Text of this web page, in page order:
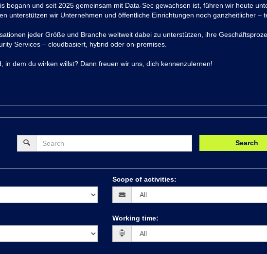
begann und seit 2025 gemeinsam mit Data-Sec gewachsen ist, führen wir heute
unterstützen wir Unternehmen und öffentliche Einrichtungen noch ganzheitlicher –
jeder Größe und Branche weltweit dabei zu unterstützen, ihre
Services – cloudbasiert, hybrid oder on-premises.
in dem du wirken willst? Dann freuen wir uns, dich kennenzulernen!
Search
Scope of activities:
Working time: